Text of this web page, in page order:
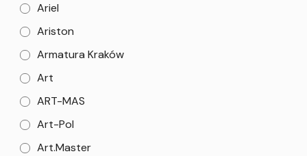
Ariel
Ariston
Armatura Kraków
Art
ART-MAS
Art-Pol
Art.Master